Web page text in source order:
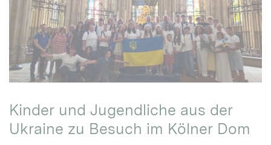
Kinder und Jugendliche aus der
Ukraine zu Besuch im Kölner Dom